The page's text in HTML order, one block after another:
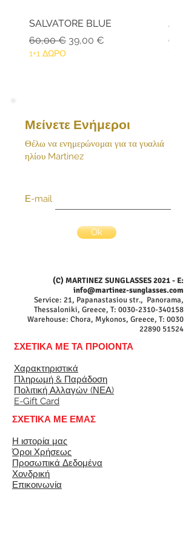
αναλάβουμε το κόστος επιστροφής
μαζί μας με email:
SALVATORE BLUE
Κανονική τιμή
60,00 € Τιμή Έκπτωσης
39,00 €
1+1 ΔΩΡΟ 1+1
Μείνετε Ενήμεροι
Θέλω να ενημερώνομαι για τα γυαλιά
ηλίου Martinez
Ε-mail
Ok
(C) MARTINEZ SUNGLASSES 2021 - E:
info@martinez-sunglasses.com
Service: 21, Papanastasiou str., Panorama,
Thessaloniki, Greece, T: 0030-2310-340158
Warehouse: Chora, Mykonos, Greece, T: 0030
22890 51524
ΣΧΕΤΙΚΑ ΜΕ ΤΑ ΠΡΟΙΟΝΤΑ
Χαρακτηριστικά
Πληρωμή & Παράδοση
Πολιτική Αλλαγών (ΝΕΑ)
E-Gift Card
ΣΧΕΤΙΚΑ ΜΕ ΕΜΑΣ
Η ιστορία μας
Όροι Χρήσεως
Προσωπικά Δεδομένα
Χονδρική
Επικοινωνία